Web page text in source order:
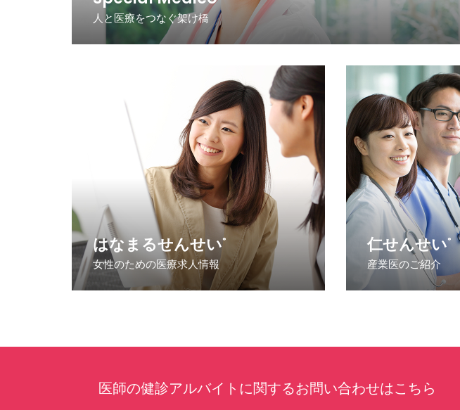
人と医療をつなぐ架け橋
はなまるせんせい®
女性のための医療求人情報
仁せんせい®
産業医のご紹介
医師の健診アルバイトに関する お問い合わせはこちら